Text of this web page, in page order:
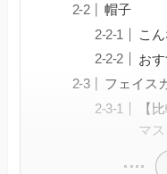
帽子
こ
お
フェイス
【
マス